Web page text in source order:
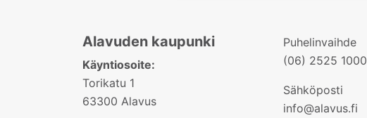
Alavuden kaupunki
Käyntiosoite:
Torikatu 1
63300 Alavus
Puhelinvaihde
(06) 2525 1000
Sähköposti
info@alavus.fi